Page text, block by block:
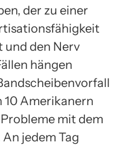
der zu einer
und den Nerv
hängen
10 Amerikanern
mit dem
jedem Tag